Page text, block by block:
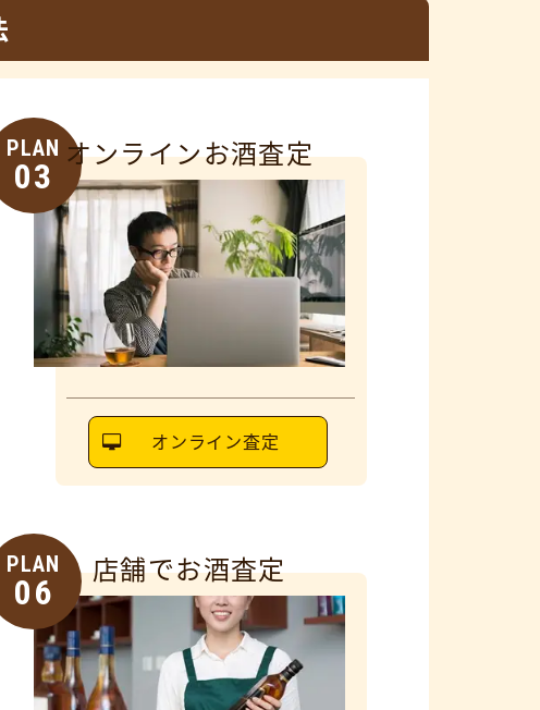
PLAN
03
オンラインお酒査定
オンライン査定
PLAN
06
店舗でお酒査定